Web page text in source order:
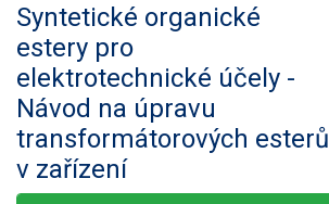
Syntetické organické
estery pro
elektrotechnické účely -
Návod na úpravu
transformátorových esterů
v zařízení